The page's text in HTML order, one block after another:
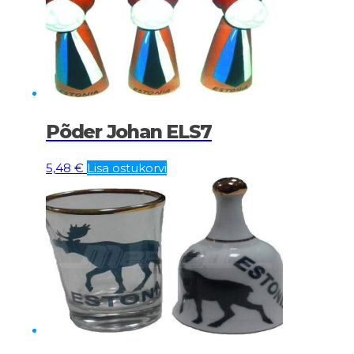
Põder Johan ELS7
5,48 € Lisa ostukorvi